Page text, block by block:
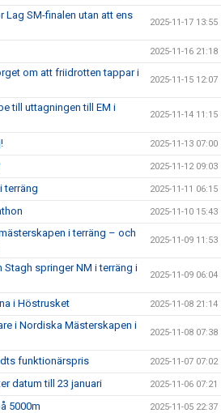
Lag SM-finalen utan att ens
2025-11-17 13:55
2025-11-16 21:18
om att friidrotten tappar i
2025-11-15 12:07
till uttagningen till EM i
2025-11-14 11:15
2025-11-13 07:00
2025-11-12 09:03
terräng 2025-11-11 06:15
2025-11-10 15:43
i terräng – och
2025-11-09 11:53
springer NM i terräng i
2025-11-09 06:04
i Höstrusket 2025-11-08 21:14
i Nordiska Mästerskapen i
2025-11-08 07:38
funktionärspris 2025-11-07 07:02
datum till 23 januari 2025-11-06 07:21
5000m 2025-11-05 22:37